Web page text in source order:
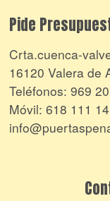
Pide
Crta.cuenca-
16120 Valera de
Teléfonos: 969
Móvil: 618 111